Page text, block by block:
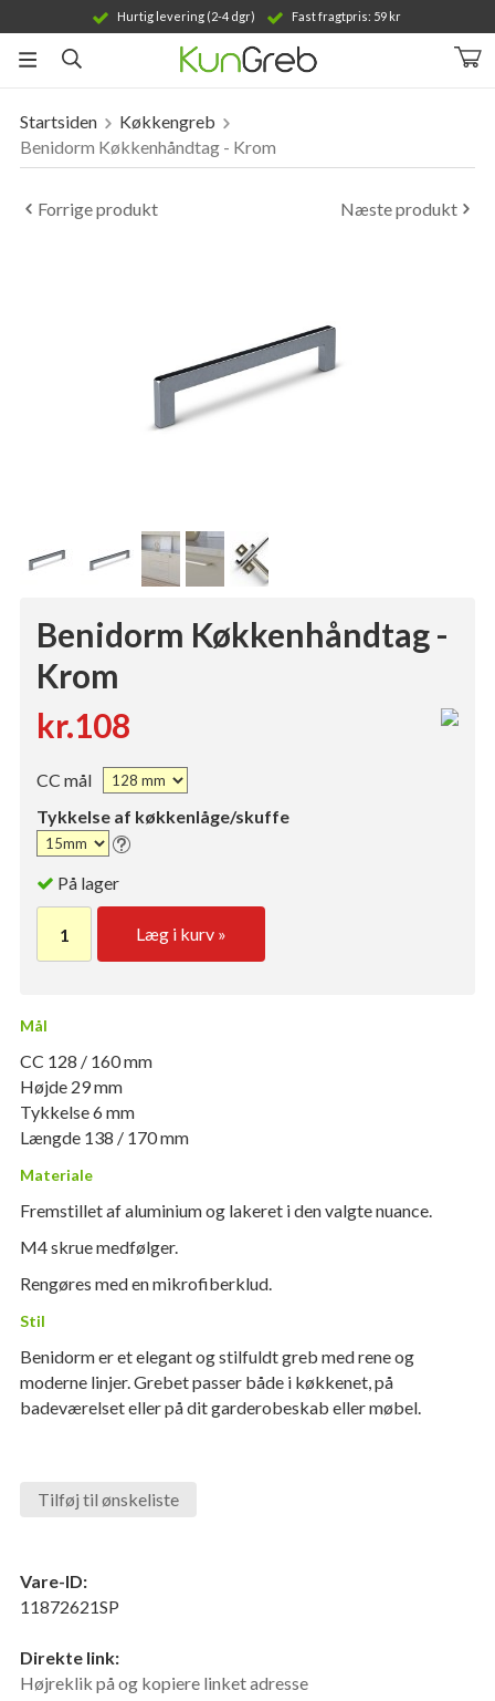
Hurtig levering (2-4 dgr) Fast fragtpris: 59 kr
Produktet er blevet tilføjet til din indkøbskurv
Startsiden
Køkkengreb
Benidorm Køkkenhåndtag - Krom
Forrige produkt Næste produkt
Benidorm Køkkenhåndtag -
Krom
kr.108
CC mål
Tykkelse af køkkenlåge/skuffe
På lager
Læg i kurv »
Mål
CC 128 / 160 mm
Højde 29 mm
Tykkelse 6 mm
Længde 138 / 170 mm
Materiale
Fremstillet af aluminium og lakeret i den valgte nuance.
M4 skrue medfølger.
Rengøres med en mikrofiberklud.
Stil
Benidorm er et elegant og stilfuldt greb med rene og
moderne linjer. Grebet passer både i køkkenet, på
badeværelset eller på dit garderobeskab eller møbel.
Tilføj til ønskeliste
Vare-ID:
11872621SP
Direkte link:
Højreklik på og kopiere linket adresse